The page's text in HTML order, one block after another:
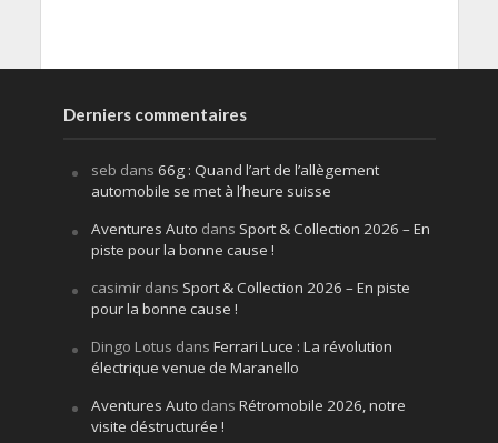
Derniers commentaires
seb dans 66g : Quand l’art de l’allègement
automobile se met à l’heure suisse
Aventures Auto dans Sport & Collection 2026 – En
piste pour la bonne cause !
casimirdans Sport & Collection 2026 – En piste
pour la bonne cause !
Dingo Lotus dans Ferrari Luce : La révolution
électrique venue de Maranello
Aventures Auto dans Rétromobile 2026, notre
visite déstructurée !